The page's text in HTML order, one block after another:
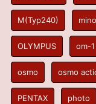
M(Typ240)
OLYMPUS om-1
osmo osmo
PENTAX photo